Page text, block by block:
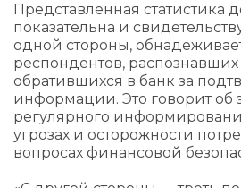
Представленная статистика
показательна и
одной стороны,
респондентов,
обратившихся в банк за
информации. Это говорит об
регулярного
угрозах и осторожности
вопросах финансовой